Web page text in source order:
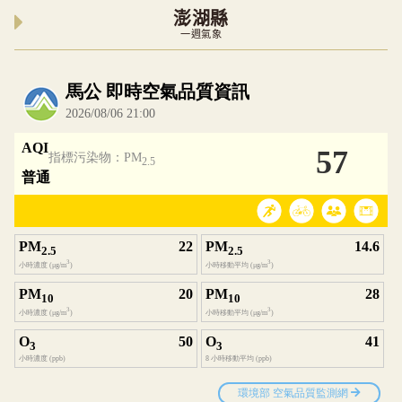
澎湖縣
一週氣象
內嵌空氣品質小工具為視覺預覽，完整即時空